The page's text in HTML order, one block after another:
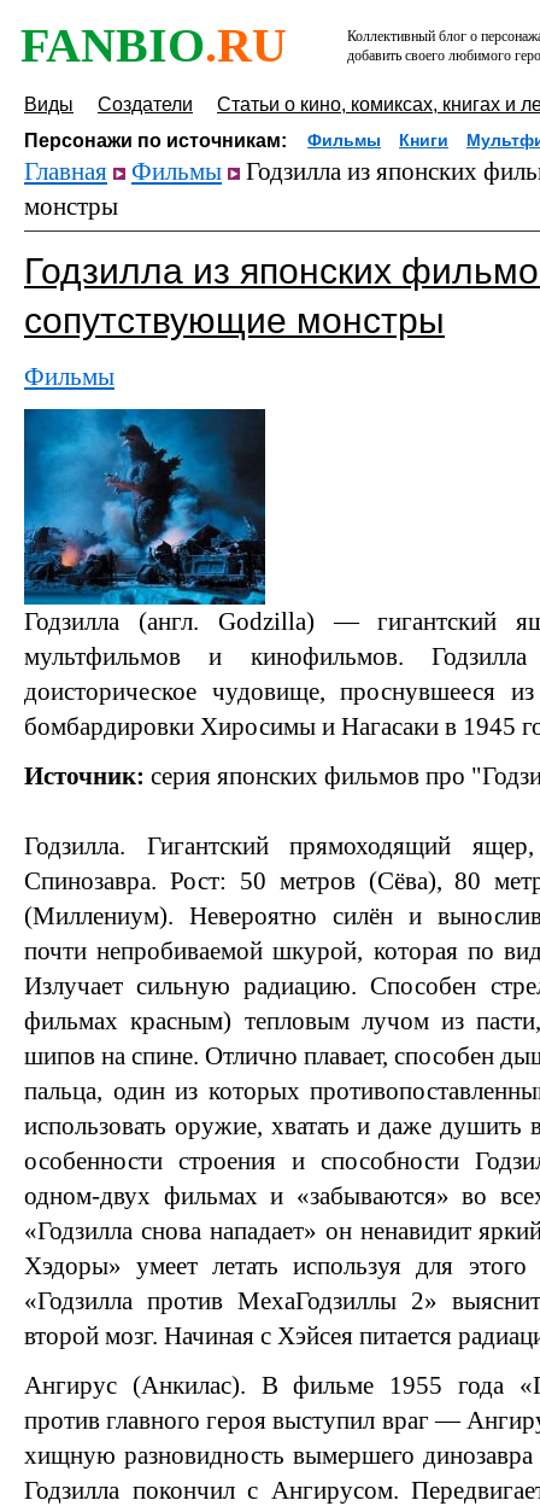
FANBIO.RU
Коллективный блог о
добавить своего любимого
Виды Создатели
Статьи о кино, комиксах, книгах и
Персонажи по источникам:
Фильмы Книги
Главная Фильмы
Годзилла из японских
монстры
Годзилла из японских
сопутствующие монстры
Фильмы
Годзилла (англ. Godzilla) — гигантский
мультфильмов и кинофильмов.
доисторическое чудовище, проснувшееся
бомбардировки Хиросимы и Нагасаки в 1945
Источник: серия японских фильмов про
Годзилла. Гигантский прямоходящий
Спинозавра. Рост: 50 метров (Сёва), 80
(Миллениум). Невероятно силён и
почти непробиваемой шкурой, которая по
Излучает сильную радиацию. Способен
фильмах красным) тепловым лучом из
шипов на спине. Отлично плавает, способен
пальца, один из которых
использовать оружие, хватать и даже душить
особенности строения и способности
одном-двух фильмах и «забываются» во
«Годзилла снова нападает» он ненавидит
Хэдоры» умеет летать используя для
«Годзилла против МехаГодзиллы 2»
второй мозг. Начиная с Хэйсея питается
Ангирус (Анкилас). В фильме 1955 года
против главного героя выступил враг —
хищную разновидность вымершего
Годзилла покончил с Ангирусом.